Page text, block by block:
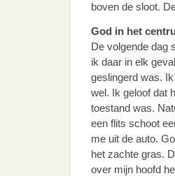
boven de sloot.
God in het
De volgende dag
ik daar in elk
geslingerd was.
wel. Ik geloof dat
toestand was.
een flits schoot
me uit de auto.
het zachte gras.
over mijn hoofd